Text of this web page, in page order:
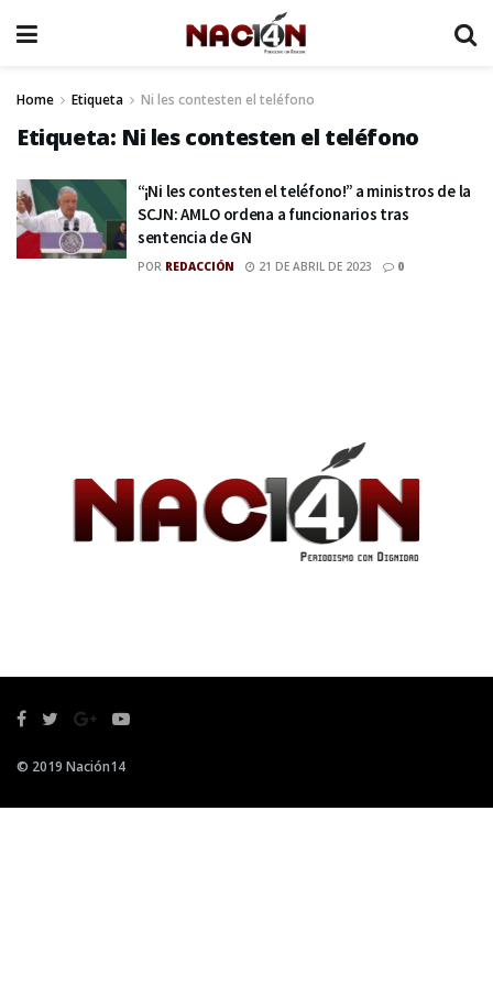
Home Etiqueta Ni les contesten el teléfono
Etiqueta: Ni les contesten el teléfono
“¡Ni les contesten el teléfono!” a ministros de la
SCJN: AMLO ordena a funcionarios tras
sentencia de GN
POR REDACCIÓN 21 DE ABRIL DE 2023 0
© 2019 Nación14